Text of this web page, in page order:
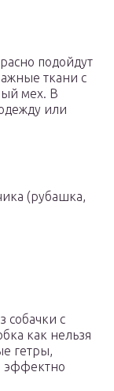
подойдут
ткани с
мех. В
или
(рубашка,
собачки с
как нельзя
гетры,
эффектно